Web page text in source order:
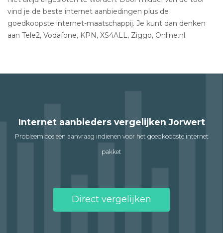
vind je de beste internet aanbiedingen plus de
goedkoopste internet-maatschappij. Je kunt dan denken
aan Tele2, Vodafone, KPN, XS4ALL, Ziggo, Online.nl.
Internet aanbieders vergelijken Jorwert
Probleemloos een aanvraag indienen voor het goedkoopste internet
pakket
Direct vergelijken